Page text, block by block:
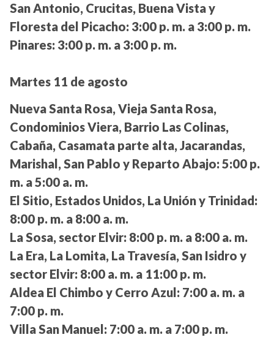
San Antonio, Crucitas, Buena Vista y
Floresta del Picacho: 3:00 p. m. a 3:00 p. m.
Pinares: 3:00 p. m. a 3:00 p. m.
Martes 11 de agosto
Nueva Santa Rosa, Vieja Santa Rosa,
Condominios Viera, Barrio Las Colinas,
Cabaña, Casamata parte alta, Jacarandas,
Marishal, San Pablo y Reparto Abajo: 5:00 p.
m. a 5:00 a. m.
El Sitio, Estados Unidos, La Unión y Trinidad:
8:00 p. m. a 8:00 a. m.
La Sosa, sector Elvir: 8:00 p. m. a 8:00 a. m.
La Era, La Lomita, La Travesía, San Isidro y
sector Elvir: 8:00 a. m. a 11:00 p. m.
Aldea El Chimbo y Cerro Azul: 7:00 a. m. a
7:00 p. m.
Villa San Manuel: 7:00 a. m. a 7:00 p. m.